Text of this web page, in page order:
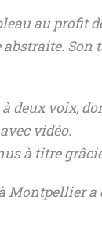
au profit
Son
deux voix,
vidéo.
à titre
Montpellier